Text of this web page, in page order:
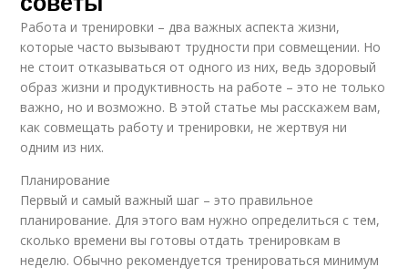
Работа и тренировки – два важных аспекта жизни,
которые часто вызывают трудности при совмещении. Но
не стоит отказываться от одного из них, ведь здоровый
образ жизни и продуктивность на работе – это не только
важно, но и возможно. В этой статье мы расскажем вам,
как совмещать работу и тренировки, не жертвуя ни
одним из них.
Планирование
Первый и самый важный шаг – это правильное
планирование. Для этого вам нужно определиться с тем,
сколько времени вы готовы отдать тренировкам в
неделю. Обычно рекомендуется тренироваться минимум